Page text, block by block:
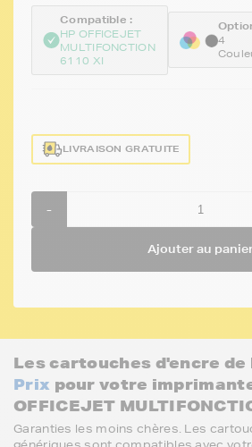
Compatible :
HP OFFICEJET
MULTIFONCTION
6110 XI
4
LIVRAISON GRATUITE
-
Ajouter au
Les cartouches d'encre de
Prix pour votre
OFFICEJET
Garanties les moins chères. Les